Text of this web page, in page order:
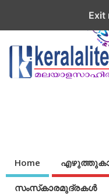
Home
സംസ്‌കാരമുദ്രകള്‍
Exit